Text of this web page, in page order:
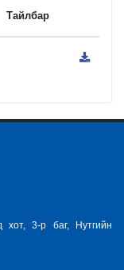
Тайлбар
хот, 3-р баг, Нутгийн